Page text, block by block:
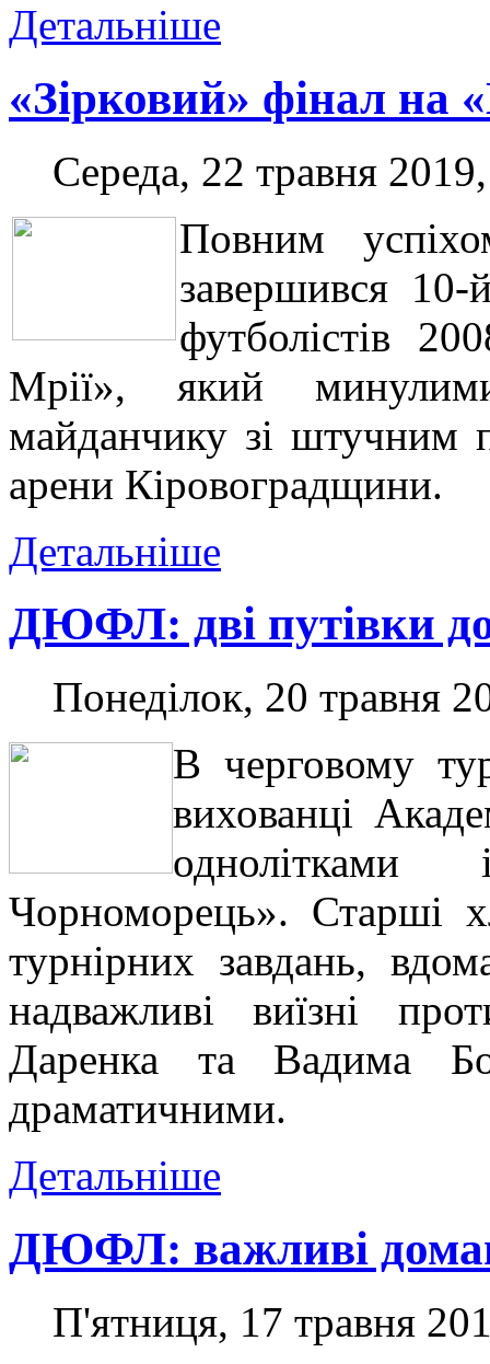
Детальніше
«Зірковий» фінал на
Середа, 22 травня
Повним
завершився 10-
футболістів
Мрії», який
майданчику зі штучним
арени Кіровоградщини.
Детальніше
ДЮФЛ: дві путівки
Понеділок, 20 травня
В черговому
вихованці
Чорноморець». Старші
турнірних завдань,
надважливі виїзні
Даренка та Вадима
драматичними.
Детальніше
ДЮФЛ: важливі
П'ятниця, 17 травня